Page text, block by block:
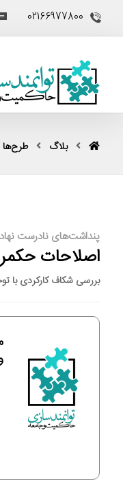
02166977800
بلاگ طرح‌ها
پنداشت‌های نادرست
اصلاحات
بررسی شکاف کارکردی با